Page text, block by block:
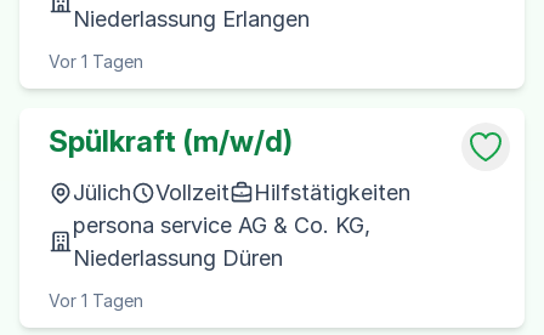
Niederlassung Erlangen
Vor 1 Tagen
Spülkraft (m/w/d)
Jülich Vollzeit
Hilfstätigkeiten
persona service AG & Co. KG,
Niederlassung Düren
Vor 1 Tagen